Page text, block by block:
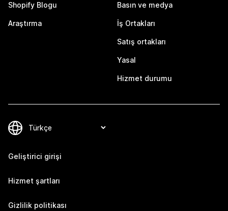
Shopify Blogu
Araştırma
Basın ve medya
İş Ortakları
Satış ortakları
Yasal
Hizmet durumu
Geliştirici girişi
Hizmet şartları
Gizlilik politikası